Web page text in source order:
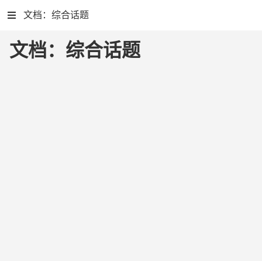
文档：综合话题
文档：综合话题